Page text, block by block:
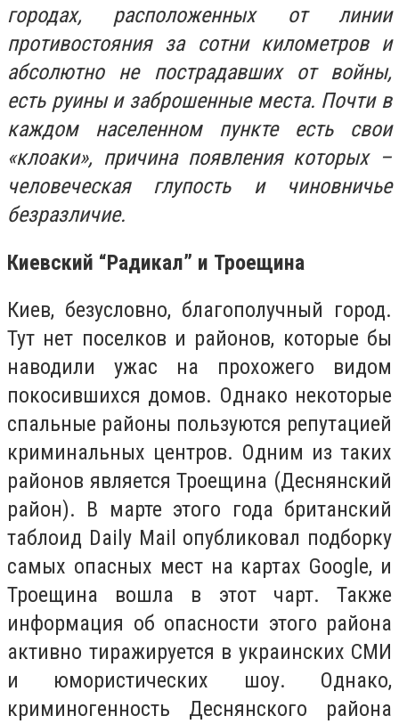
городах, расположенных от линии
противостояния за сотни километров и
абсолютно не пострадавших от войны,
есть руины и заброшенные места. Почти в
каждом населенном пункте есть свои
«клоаки», причина появления которых –
человеческая глупость и чиновничье
безразличие.
Киевский “Радикал” и Троещина
Киев, безусловно, благополучный город.
Тут нет поселков и районов, которые бы
наводили ужас на прохожего видом
покосившихся домов. Однако некоторые
спальные районы пользуются репутацией
криминальных центров. Одним из таких
районов является Троещина (Деснянский
район). В марте этого года британский
таблоид Daily Mail опубликовал подборку
самых опасных мест на картах Google, и
Троещина вошла в этот чарт. Также
информация об опасности этого района
активно тиражируется в украинских СМИ
и юмористических шоу. Однако,
криминогенность Деснянского района